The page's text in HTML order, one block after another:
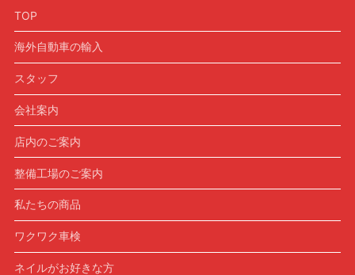
TOP
海外自動車の輸入
スタッフ
会社案内
店内のご案内
整備工場のご案内
私たちの商品
ワクワク車検
ネイルがお好きな方